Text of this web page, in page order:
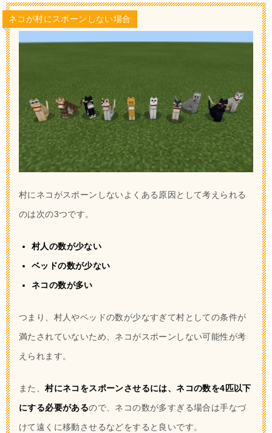
ネコが村にスポーンしない場合
村にネコがスポーンしないよくある原因として考えられる
のは次の3つです。
村人の数が少ない
ベッドの数が少ない
ネコの数が多い
つまり、村人やベッドの数が少なすぎて村としての条件が
満たされていないため、ネコがスポーンしない可能性が考
えられます。
また、村にネコをスポーンさせるには、ネコの数を4匹以下
にする必要があるので、ネコの数が多すぎる場合は手なづ
けて遠くに移動させるなどをすると良いです。